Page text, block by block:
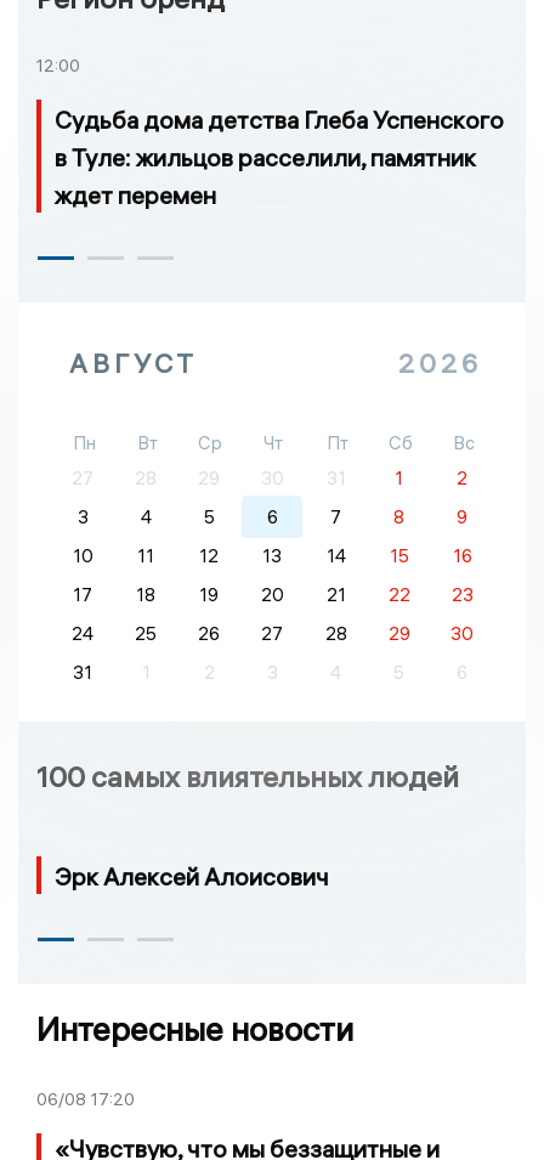
12:00
Судьба дома детства Глеба Успенского
в Туле: жильцов расселили, памятник
ждет перемен
АВГУСТ 2026
Пн Вт Ср Чт Пт Сб
Вс
27
28 29 30 31 1
2
3
4 5 6 7 8
9
10
11 12 13 14 15
16
17
18 19 20 21 22
23
24
25 26 27 28 29
30
31
1 2 3 4 5 6
100 самых влиятельных людей
Эрк Алексей Алоисович
Интересные новости
06/08 17:20
«Чувствую, что мы беззащитные и